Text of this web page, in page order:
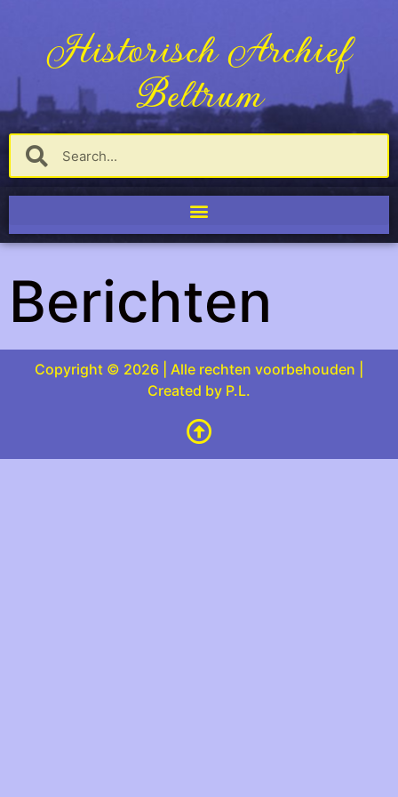
Historisch Archief
Beltrum
Berichten
Copyright © 2026 | Alle rechten voorbehouden |
Created by P.L.